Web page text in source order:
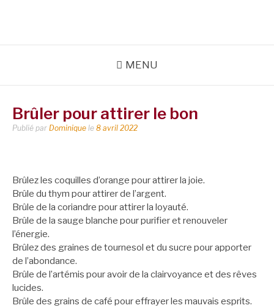
MENU
Brûler pour attirer le bon
Publié par Dominique le 8 avril 2022
Brûlez les coquilles d’orange pour attirer la joie.
Brûle du thym pour attirer de l’argent.
Brûle de la coriandre pour attirer la loyauté.
Brûle de la sauge blanche pour purifier et renouveler
l’énergie.
Brûlez des graines de tournesol et du sucre pour apporter
de l’abondance.
Brûle de l’artémis pour avoir de la clairvoyance et des rêves
lucides.
Brûle des grains de café pour effrayer les mauvais esprits.